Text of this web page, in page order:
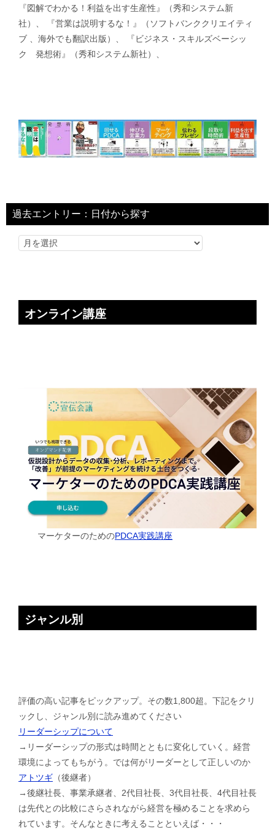
『図解でわかる！利益を出す生産性』（秀和システム新
社）、 『営業は説明するな！』（ソフトバンククリエイティ
ブ 、海外でも翻訳出版）、 『ビジネス・スキルズベーシッ
ク 発想術』（秀和システム新社）、
過去エントリー：日付から探す
オンライン講座
マーケターのためのPDCA実践講座
ジャンル別
評価の高い記事をピックアップ。その数1,800超。下記をクリ
ックし、ジャンル別に読み進めてください
リーダーシップについて
→リーダーシップの形式は時間とともに変化していく。経営
環境によってもちがう。では何がリーダーとして正しいのか
アトツギ （後継者）
→後継社長、事業承継者、2代目社長、3代目社長、4代目社長
は先代との比較にさらされながら経営を極めることを求めら
れています。そんなときに考えることといえば・・・